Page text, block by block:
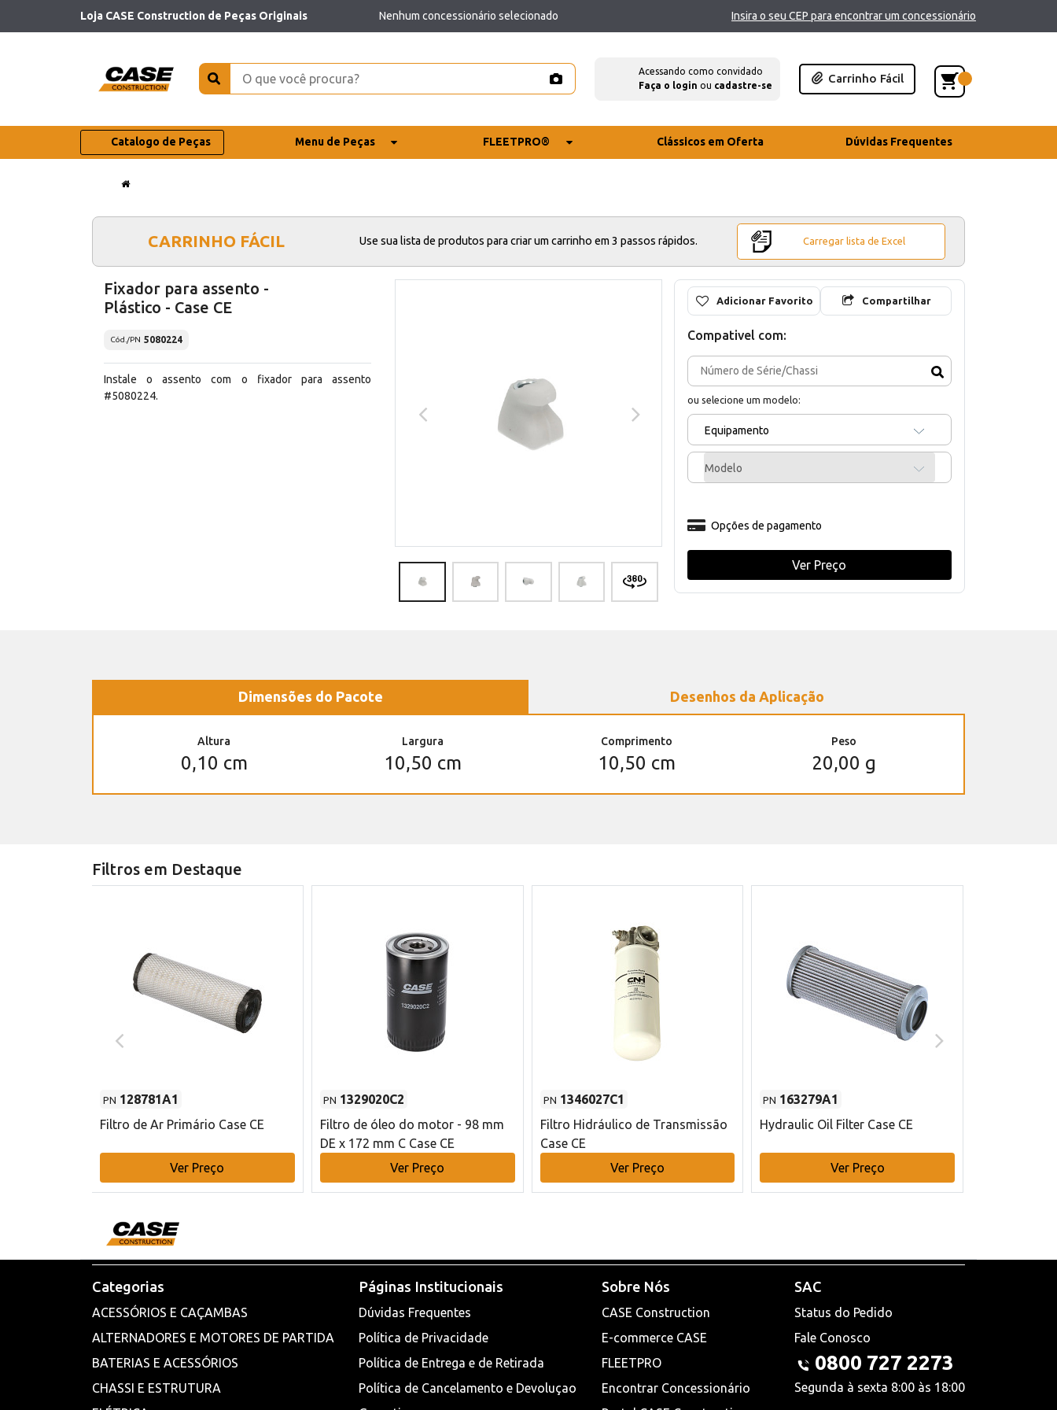
Loja CASE Construction de Peças Originais Nenhum concessionário selecionado Insira o seu CEP para encontrar um concessionário
Acessando como convidado
Faça o login ou cadastre-se
Carrinho Fácil
Catalogo de Peças Menu de Peças FLEETPRO® Clássicos em Oferta Dúvidas Frequentes
CARRINHO FÁCIL Use sua lista de produtos para criar um carrinho em 3 passos rápidos. Carregar lista de Excel
Fixador para assento -
Plástico - Case CE
Cód./PN 5080224
Instale o assento com o fixador para assento
#5080224.
Adicionar Favorito Compartilhar
Compativel com:
ou selecione um modelo:
Equipamento
Modelo
Opções de pagamento
Ver Preço
Dimensões do Pacote Desenhos da Aplicação
Altura
0,10 cm
Largura
10,50 cm
Comprimento
10,50 cm
Peso
20,00 g
Filtros em Destaque
PN 128781A1
Filtro de Ar Primário Case CE
Ver Preço
PN 1329020C2
Filtro de óleo do motor - 98 mm
DE x 172 mm C Case CE
Ver Preço
PN 1346027C1
Filtro Hidráulico de Transmissão
Case CE
Ver Preço
PN 163279A1
Hydraulic Oil Filter Case CE
Ver Preço
Categorias
ACESSÓRIOS E CAÇAMBAS
ALTERNADORES E MOTORES DE PARTIDA
BATERIAS E ACESSÓRIOS
CHASSI E ESTRUTURA
Páginas Institucionais
Dúvidas Frequentes
Política de Privacidade
Política de Entrega e de Retirada
Política de Cancelamento e Devoluçao
Sobre Nós
CASE Construction
E-commerce CASE
FLEETPRO
Encontrar Concessionário
SAC
Status do Pedido
Fale Conosco
0800 727 2273
Segunda à sexta 8:00 às 18:00